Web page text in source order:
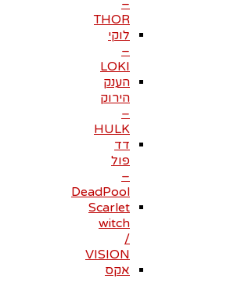
–
THOR
לוקי
–
LOKI
הענק
הירוק
–
HULK
דד
פול
–
DeadPool
Scarlet
witch
/
VISION
אקס